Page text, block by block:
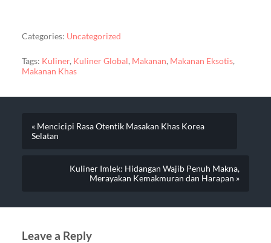
Categories: Uncategorized
Tags: Kuliner, Kuliner Global, Makanan, Makanan Eksotis,
Makanan Khas
« Mencicipi Rasa Otentik Masakan Khas Korea
Selatan
Kuliner Imlek: Hidangan Wajib Penuh Makna,
Merayakan Kemakmuran dan Harapan »
Leave a Reply